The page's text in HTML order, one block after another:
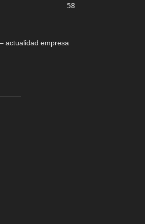
58
actualidad empresa